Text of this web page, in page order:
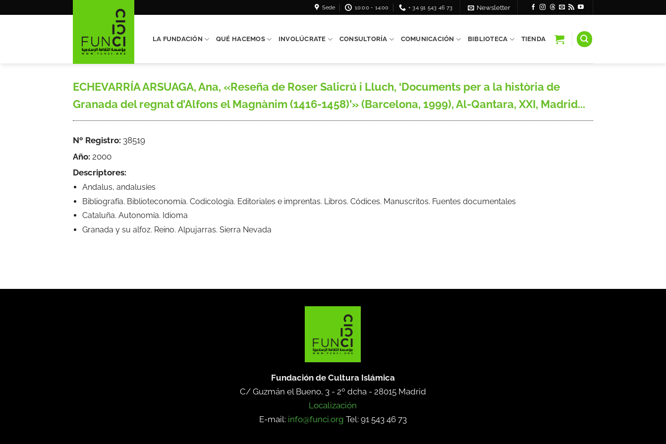
Sede 10:00 - 14:00 + 34 91 543 46 73 Newsletter
LA FUNDACIÓN QUÉ HACEMOS INVOLÚCRATE CONSULTORÍA COMUNICACIÓN BIBLIOTECA TIENDA
ECHEVARRÍA ARSUAGA, Ana, «Reseña de Roser Salicrú i Lluch, ‘Documents per a la història de
Granada del regnat d’Alfons el Magnànim (1416-1458)’» (Barcelona, 1999), Al-Qantara, XXI, Madrid...
Nº Registro: 38519
Año: 2000
Descriptores:
Andalus, andalusíes
Bibliografía. Biblioteconomía. Codicología. Editoriales e imprentas. Libros. Códices. Manuscritos. Fuentes documentales
Cataluña. Autonomía. Idioma
Granada y su alfoz. Reino. Alpujarras. Sierra Nevada
Fundación de Cultura Islámica
C/ Guzmán el Bueno, 3 - 2º dcha - 28015 Madrid
Localización
E-mail: info@funci.org Tel: 91 543 46 73